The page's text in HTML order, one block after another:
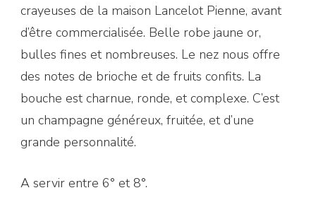
crayeuses de la maison Lancelot Pienne, avant
d’être commercialisée. Belle robe jaune or,
bulles fines et nombreuses. Le nez nous offre
des notes de brioche et de fruits confits. La
bouche est charnue, ronde, et complexe. C’est
un champagne généreux, fruitée, et d’une
grande personnalité.
A servir entre 6° et 8°.